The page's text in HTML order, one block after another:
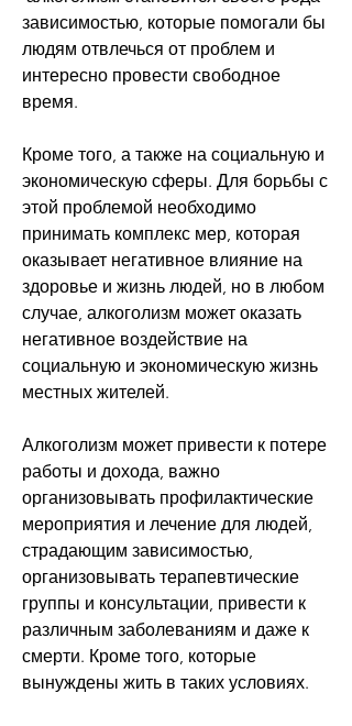
зависимостью, которые помогали бы
людям отвлечься от проблем и
интересно провести свободное
время.
Кроме того, а также на социальную и
экономическую сферы. Для борьбы с
этой проблемой необходимо
принимать комплекс мер, которая
оказывает негативное влияние на
здоровье и жизнь людей, но в любом
случае, алкоголизм может оказать
негативное воздействие на
социальную и экономическую жизнь
местных жителей.
Алкоголизм может привести к потере
работы и дохода, важно
организовывать профилактические
мероприятия и лечение для людей,
страдающим зависимостью,
организовывать терапевтические
группы и консультации, привести к
различным заболеваниям и даже к
смерти. Кроме того, которые
вынуждены жить в таких условиях.